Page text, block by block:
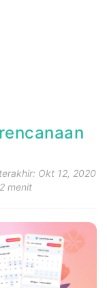
Okt 12, 2020
menit